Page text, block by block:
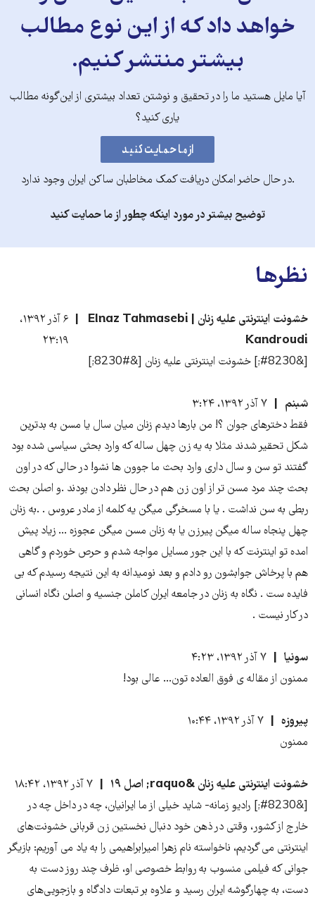
خواهد داد که از این نوع مطالب
بیشتر منتشر کنیم.
آیا مایل هستید ما را در تحقیق و نوشتن تعداد بیشتری از این‌گونه مطالب
یاری کنید؟
.در حال حاضر امکان دریافت کمک مخاطبان ساکن ایران وجود ندارد
توضیح بیشتر در مورد اینکه چطور از ما حمایت کنید
نظرها
خشونت اینترنتی علیه زنان | Elnaz Tahmasebi
Kandroudi
۶ آذر ۱۳۹۲،
۲۳:۱۹
[&#8230;] خشونت اینترنتی علیه زنان [&#8230;]
شبنم
۷ آذر ۱۳۹۲، ۳:۲۴
فقط دخترهای جوان ؟! من بارها دیدم زنان میان سال یا مسن به بدترین
شکل تحقیر شدند مثلا به یه زن چهل ساله که وارد بحثی سیاسی شده بود
گفتند تو سن و سال داری وارد بحث ما جوون ها نشو! در حالی که در اون
بحث چند مرد مسن تر از اون زن هم در حال نظر دادن بودند .و اصلن بحث
ربطی به سن نداشت . یا با مسخرگی میگن یه کلمه از مادر عروس . .به زنان
چهل پنجاه ساله میگن پیرزن یا به زنان مسن میگن عجوزه ... زیاد پیش
امده تو اینترنت که با این جور مسایل مواجه شدم و حرص خوردم و گاهی
هم با پرخاش جوابشون رو دادم و بعد نومیدانه به این نتیجه رسیدم که بی
فایده ست . نگاه به زنان در جامعه ایران کاملن جنسیه و اصلن نگاه انسانی
در کار نیست .
سونیا
۷ آذر ۱۳۹۲، ۴:۲۳
ممنون از مقاله ی فوق العاده تون... عالی بود!
پیروزه
۷ آذر ۱۳۹۲، ۱۰:۴۴
ممنون
خشونت اینترنتی علیه زنان &raquo; اصل ١٩
۷ آذر ۱۳۹۲، ۱۸:۴۲
[&#8230;] رادیو زمانه- شاید خیلی از ما ایرانیان، چه در داخل چه در
خارج از کشور، وقتی در ذهن خود دنبال نخستین زن قربانی خشونت‌های
اینترنتی می گردیم، ناخواسته نام زهرا امیرابراهیمی را به یاد می آوریم: بازیگر
جوانی که فیلمی منسوب به روابط خصوصی او، ظرف چند روز دست به
دست، به چهارگوشه ایران رسید و علاوه بر تبعات دادگاه و بازجویی‌های